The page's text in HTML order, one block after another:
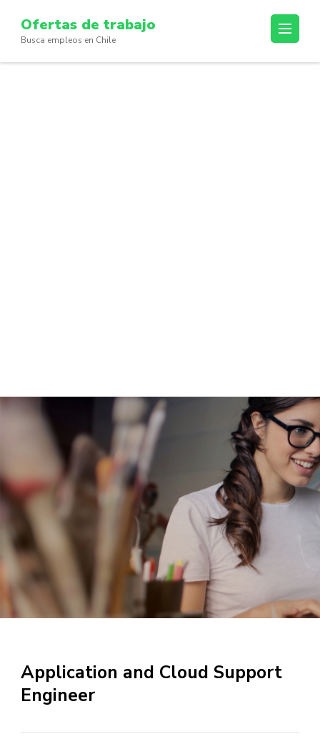
content
(Press
Ofertas de trabajo
Busca empleos en Chile
Application and Cloud Support
Engineer